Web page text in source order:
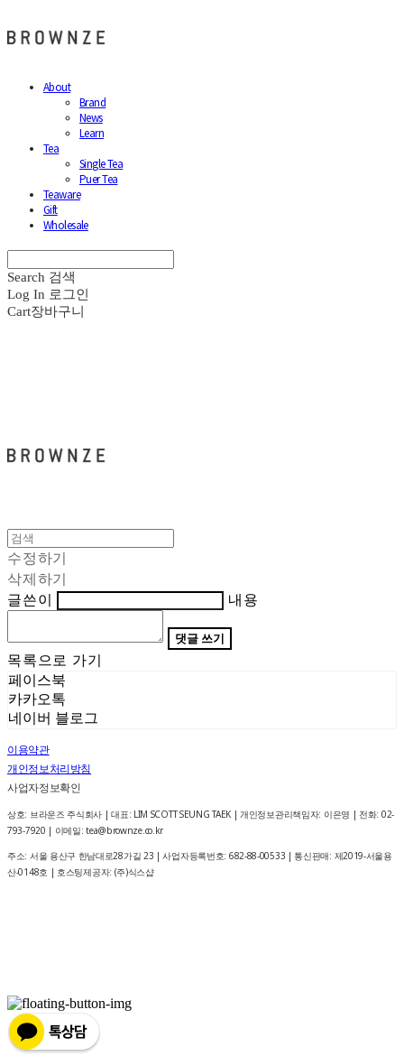
About
Brand
News
Learn
Tea
Single Tea
Puer Tea
Teaware
Gift
Wholesale
Search 검색
Log In 로그인
Cart장바구니
수정하기
삭제하기
글쓴이
내용
댓글 쓰기
목록으로 가기
페이스북
카카오톡
네이버 블로그
이용약관
개인정보처리방침
사업자정보확인
상호: 브라운즈 주식회사 | 대표: LIM SCOTT SEUNG TAEK | 개인정보관리책임자: 이은영 | 전화: 02-
793-7920 | 이메일: tea@brownze.co.kr
주소: 서울 용산구 한남대로28가길 23 | 사업자등록번호: 682-88-00533 | 통신판매: 제2019-서울용
산-0148호 | 호스팅제공자: (주)식스샵